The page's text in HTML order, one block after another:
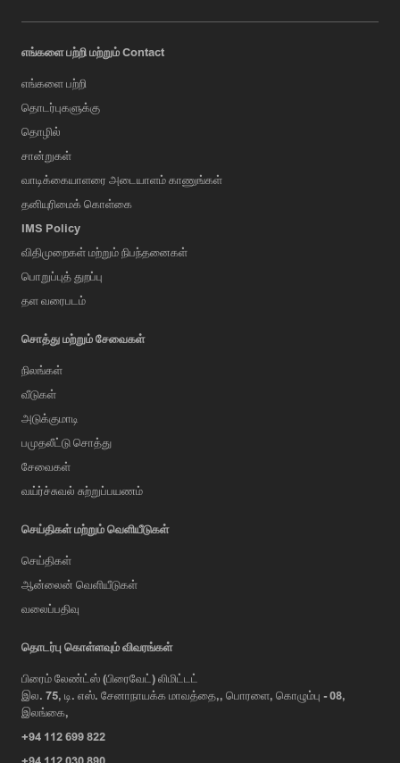
எங்களை பற்றி மற்றும் Contact
எங்களை பற்றி
தொடர்புகளுக்கு
தொழில்
சான்றுகள்
வாடிக்கையாளரை அடையாளம் காணுங்கள்
தனியுரிமைக் கொள்கை
IMS Policy
விதிமுறைகள் மற்றும் நிபந்தனைகள்
பொறுப்புத் துறப்பு
தள வரைபடம்
சொத்து மற்றும் சேவைகள்
நிலங்கள்
வீடுகள்
அடுக்குமாடி
பமுதலீட்டு சொத்து
சேவைகள்
வய்ர்ச்சுவல் சுற்றுப்பயணம்
செய்திகள் மற்றும் வெளியீடுகள்
செய்திகள்
ஆன்லைன் வெளியீடுகள்
வலைப்பதிவு
தொடர்பு கொள்ளவும் விவரங்கள்
பிரைம் லேண்ட்ஸ் (பிரைவேட்) லிமிட்டட்
இல. 75, டி. எஸ். சேனாநாயக்க மாவத்தை,, பொரளை, கொழும்பு - 08,
இலங்கை,
+94 112 699 822